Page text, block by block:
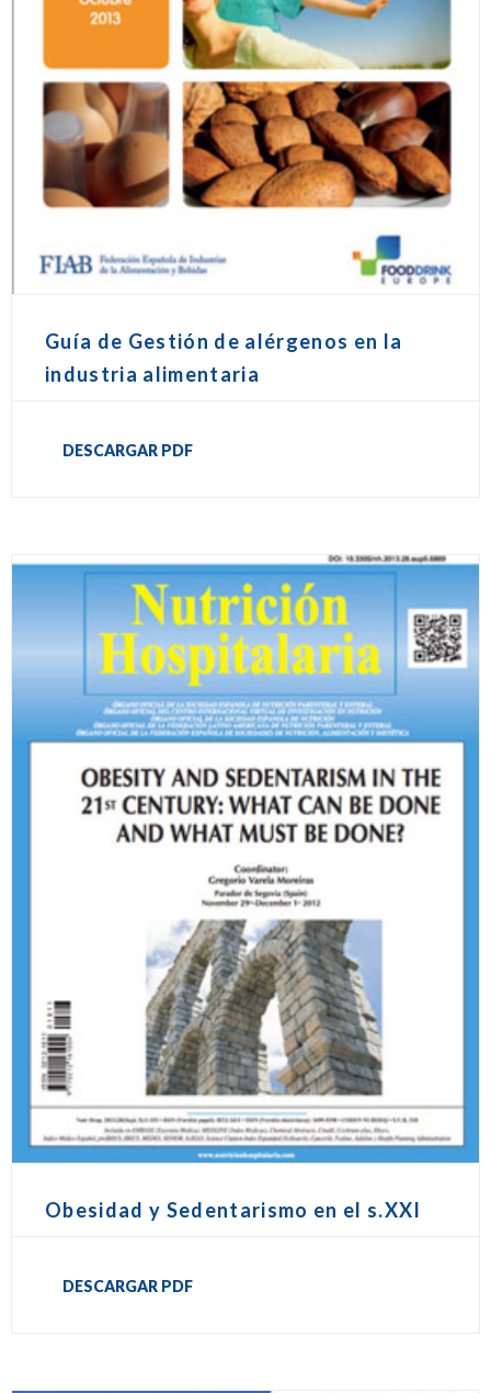
Guía de Gestión de alérgenos en la
industria alimentaria
DESCARGAR PDF
Obesidad y Sedentarismo en el s.XXI
DESCARGAR PDF